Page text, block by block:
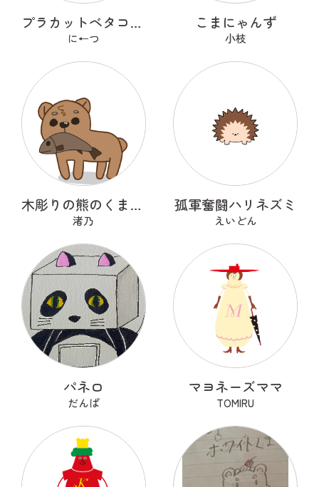
プラカットベタコレクションver.1
に←つ
こまにゃんず
小枝
木彫りの熊のくまっくまさん
渚乃
孤軍奮闘ハリネズミ
えいどん
パネロ
だんぱ
マヨネーズママ
TOMIRU